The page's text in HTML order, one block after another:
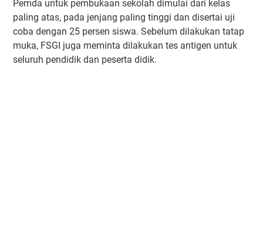
Pemda untuk pembukaan sekolah dimulai dari kelas
paling atas, pada jenjang paling tinggi dan disertai uji
coba dengan 25 persen siswa. Sebelum dilakukan tatap
muka, FSGI juga meminta dilakukan tes antigen untuk
seluruh pendidik dan peserta didik.